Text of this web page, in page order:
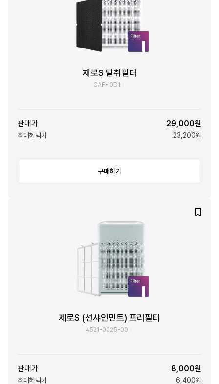
제로S 탈취필터
CAF-I0D1
판매가 29,000원
최대혜택가 23,200원
구매하기
제로S (선샤인민트) 프리필터
4521-0025-00
판매가 8,000원
최대혜택가 6,400원